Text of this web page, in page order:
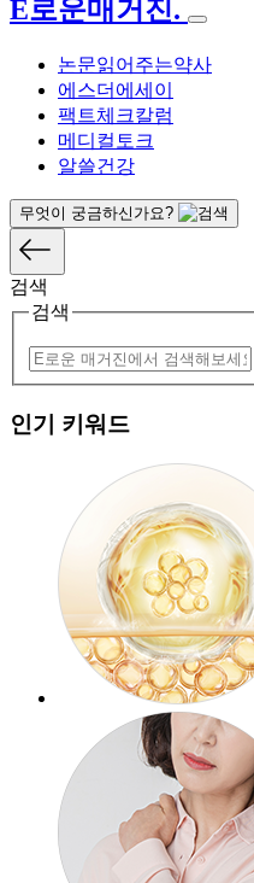
E로운매거진.
논문읽어주는약사
에스더에세이
팩트체크칼럼
메디컬토크
알쓸건강
무엇이 궁금하신가요?
검색
검색
인기 키워드